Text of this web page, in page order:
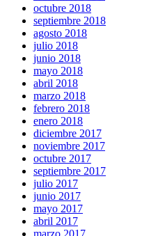
octubre 2018
septiembre 2018
agosto 2018
julio 2018
junio 2018
mayo 2018
abril 2018
marzo 2018
febrero 2018
enero 2018
diciembre 2017
noviembre 2017
octubre 2017
septiembre 2017
julio 2017
junio 2017
mayo 2017
abril 2017